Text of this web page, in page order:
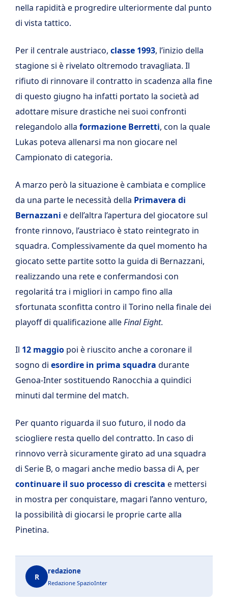
nella rapidità e progredire ulteriormente dal punto
di vista tattico.
Per il centrale austriaco, classe 1993, l’inizio della
stagione si è rivelato oltremodo travagliata. Il
rifiuto di rinnovare il contratto in scadenza alla fine
di questo giugno ha infatti portato la società ad
adottare misure drastiche nei suoi confronti
relegandolo alla formazione Berretti, con la quale
Lukas poteva allenarsi ma non giocare nel
Campionato di categoria.
A marzo però la situazione è cambiata e complice
da una parte le necessità della Primavera di
Bernazzani e dell’altra l’apertura del giocatore sul
fronte rinnovo, l’austriaco è stato reintegrato in
squadra. Complessivamente da quel momento ha
giocato sette partite sotto la guida di Bernazzani,
realizzando una rete e confermandosi con
regolaritá tra i migliori in campo fino alla
sfortunata sconfitta contro il Torino nella finale dei
playoff di qualificazione alleFinal Eight.
Il 12 maggio poi è riuscito anche a coronare il
sogno di esordire in prima squadra durante
Genoa-Inter sostituendo Ranocchia a quindici
minuti dal termine del match.
Per quanto riguarda il suo futuro, il nodo da
sciogliere resta quello del contratto. In caso di
rinnovo verrà sicuramente girato ad una squadra
di Serie B, o magari anche medio bassa di A, per
continuare il suo processo di crescita e mettersi
in mostra per conquistare, magari l’anno venturo,
la possibilità di giocarsi le proprie carte alla
Pinetina.
R
redazione
Redazione SpazioInter